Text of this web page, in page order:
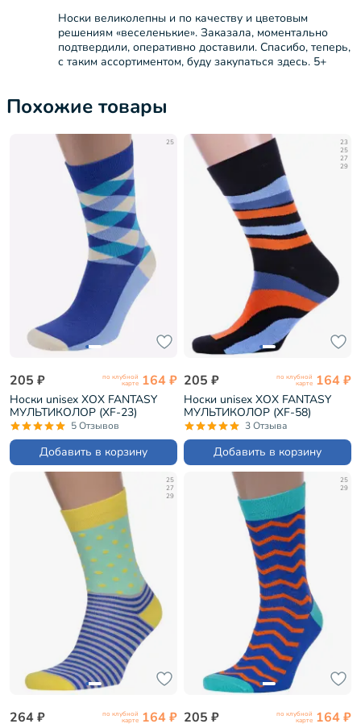
Носки великолепны и по качеству и цветовым
решениям «веселенькие». Заказала, моментально
подтвердили, оперативно доставили. Спасибо, теперь,
с таким ассортиментом, буду закупаться здесь. 5+
Похожие товары
25
205 ₽ по клубной
карте 164 ₽
Носки unisex ХОХ FANTASY
МУЛЬТИКОЛОР (XF-23)
5 Отзывов
Добавить в корзину
23
25
27
29
205 ₽ по клубной
карте 164 ₽
Носки unisex ХОХ FANTASY
МУЛЬТИКОЛОР (XF-58)
3 Отзыва
Добавить в корзину
25
27
29
264 ₽ по клубной
карте 164 ₽
25
29
205 ₽ по клубной
карте 164 ₽